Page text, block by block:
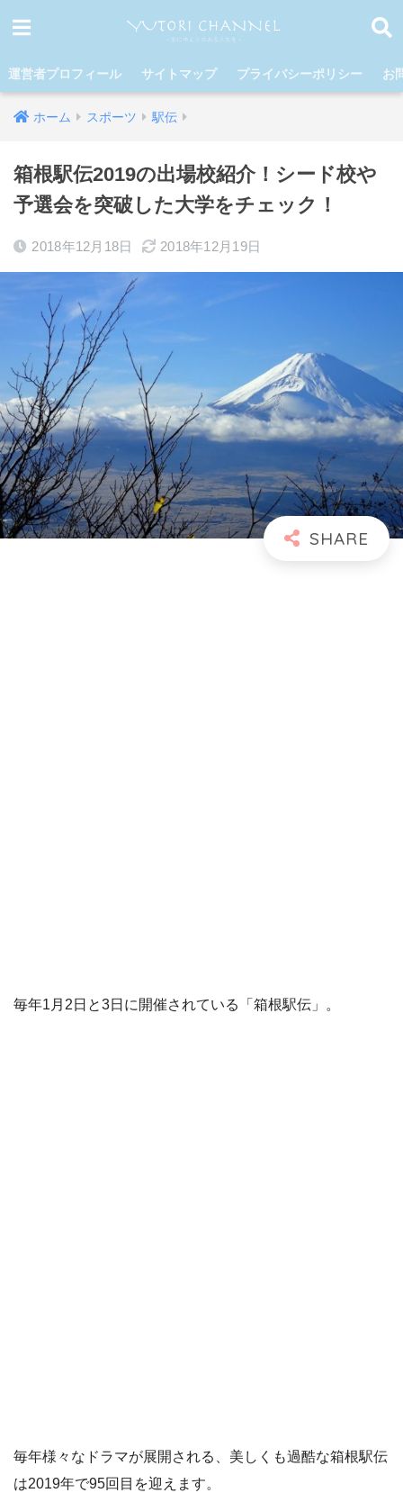
運営者プロフィール サイトマップ プライバシーポリシー お
ホーム スポーツ 駅伝
箱根駅伝2019の出場校紹介！シード校や
予選会を突破した大学をチェック！
2018年12月18日 2018年12月19日
毎年1月2日と3日に開催されている「箱根駅伝」。
毎年様々なドラマが展開される、美しくも過酷な箱根駅伝
は2019年で95回目を迎えます。